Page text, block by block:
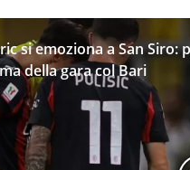
si emoziona a San
della gara col Bari